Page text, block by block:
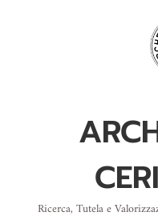
Ricerca, Tutela e